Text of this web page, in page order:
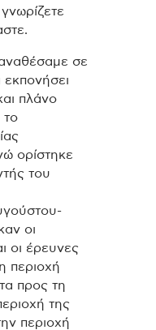
σε
εκπονήσει
πλάνο
το
ορίστηκε
του
οι
οι έρευνες
περιοχή
προς τη
της
περιοχή